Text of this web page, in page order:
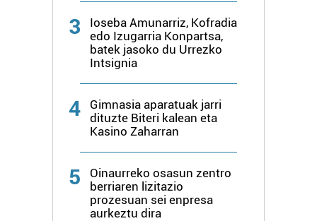
Lortu zure datu pertsonalak prozesatzeko moduari
buruzko informazio gehiago eta ezarri zure lehentasunak
datuen atalean. Edozein unetan alda edo ken dezakezu
zure baimena Cookieen adierazpenean.
fitxategiak erabiltzen ditu. Zure esperientzia eta
zerbitzuak hobetzeko asmoz, cookie teknologiaz
3
Ioseba Amunarriz, Kofradia
edo Izugarria Konpartsa,
batek jasoko du Urrezko
Intsignia
4
Gimnasia aparatuak jarri
dituzte Biteri kalean eta
Kasino Zaharran
5
Oinaurreko osasun zentro
berriaren lizitazio
prozesuan sei enpresa
aurkeztu dira